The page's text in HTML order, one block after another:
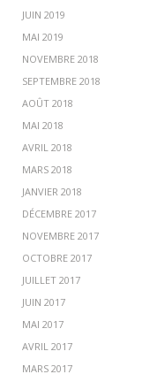
JUIN 2019
MAI 2019
NOVEMBRE 2018
SEPTEMBRE 2018
AOÛT 2018
MAI 2018
AVRIL 2018
MARS 2018
JANVIER 2018
DÉCEMBRE 2017
NOVEMBRE 2017
OCTOBRE 2017
JUILLET 2017
JUIN 2017
MAI 2017
AVRIL 2017
MARS 2017